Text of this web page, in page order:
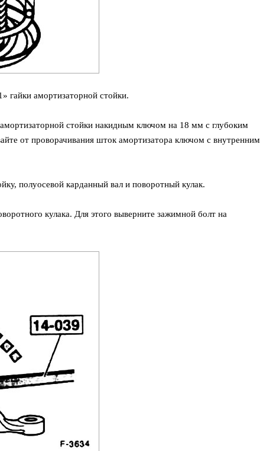
гайки амортизаторной стойки.
стойки накидным ключом на 18 мм с глубоким
от проворачивания шток амортизатора ключом с внутренним
полуосевой карданный вал и поворотный кулак.
кулака. Для этого выверните зажимной болт на